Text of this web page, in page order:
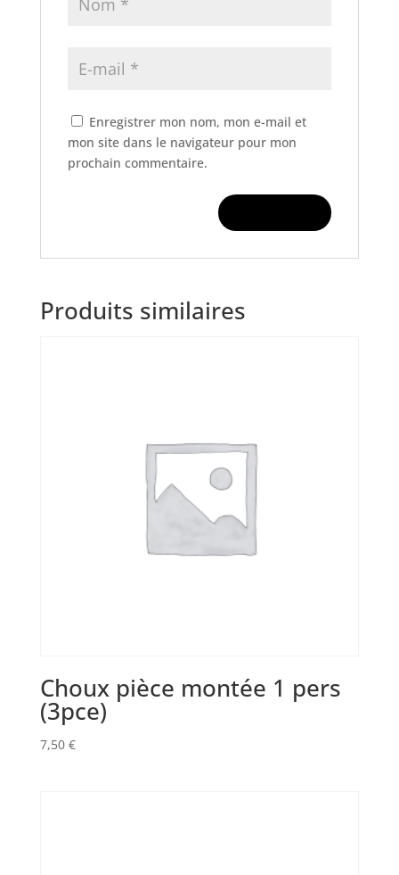
Enregistrer mon nom, mon e-mail et
mon site dans le navigateur pour mon
prochain commentaire.
Produits similaires
Choux pièce montée 1 pers
(3pce)
7,50 €